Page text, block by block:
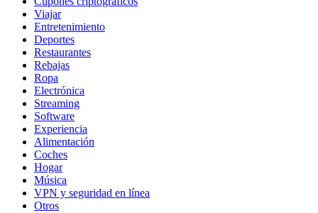
Viajar
Entretenimiento
Deportes
Restaurantes
Rebajas
Ropa
Electrónica
Streaming
Software
Experiencia
Alimentación
Coches
Hogar
Música
VPN y seguridad en línea
Otros